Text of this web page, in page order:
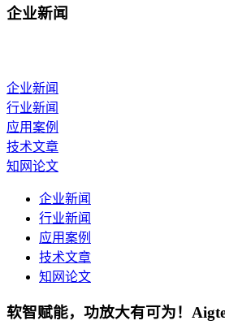
企业新闻
企业新闻
行业新闻
应用案例
技术文章
知网论文
企业新闻
行业新闻
应用案例
技术文章
知网论文
软智赋能，功放大有可为！